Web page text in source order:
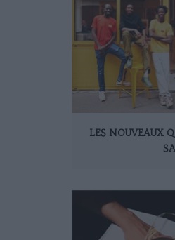
LES NOUVEAUX